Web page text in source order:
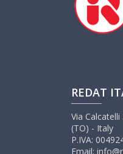
REDAT
Via
(TO) - Italy
P.IVA:
Email: